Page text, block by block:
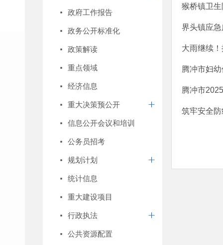
政府工作报告
政务公开标准化
政策解读
重点领域
经济信息
重大决策预公开
信息公开会议和培训
公务员招考
规划计划
统计信息
重大建设项目
行政执法
公共资源配置
猴桥镇卫
界头镇应急
大雨继续
腾冲市妇
腾冲市
筑牢安全